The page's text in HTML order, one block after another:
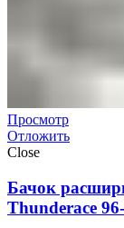
Просмотр
Отложить
Close
Бачок
Thunderace